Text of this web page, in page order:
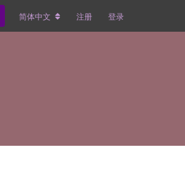
简体中文 注册 登录